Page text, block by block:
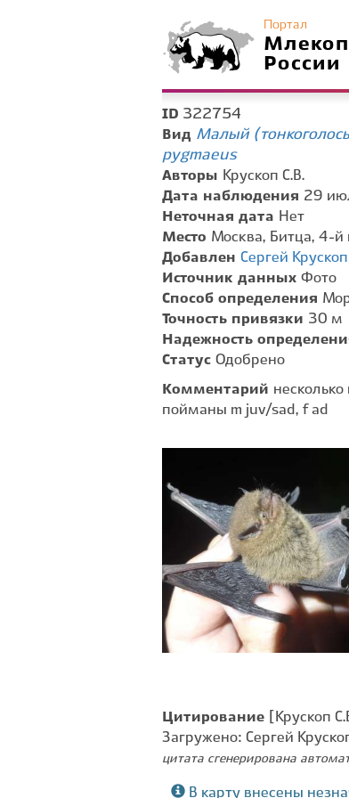
Портал
России
ID 322754
Вид Малый
pygmaeus
Авторы Крускоп С.В.
Дата наблюдения 29
Неточная дата Нет
Место Москва, Битца, 4-й
Добавлен Сергей Крускоп
Источник данных Фото
Способ определения
Точность привязки 30 м
Надежность
Статус Одобрено
Комментарий
пойманы m juv/sad, f ad
Цитирование [Крускоп
Загружено: Сергей
цитата сгенерирована
В карту внесены